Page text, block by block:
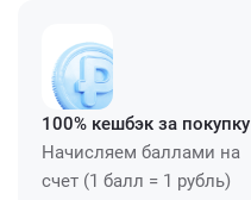
100% кешбэк за покупку
Начисляем баллами на
счет (1 балл = 1 рубль)